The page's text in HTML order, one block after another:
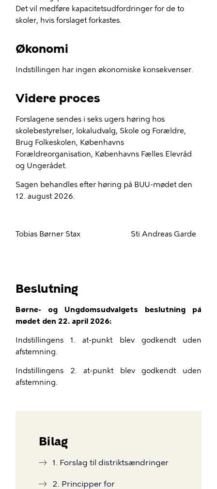
Det vil medføre kapacitetsudfordringer for de to
skoler, hvis forslaget forkastes.
Økonomi
Indstillingen har ingen økonomiske konsekvenser.
Videre proces
Forslagene sendes i seks ugers høring hos
skolebestyrelser, lokaludvalg, Skole og Forældre,
Brug Folkeskolen, Københavns
Forældreorganisation, Københavns Fælles Elevråd
og Ungerådet.
Sagen behandles efter høring på BUU-mødet den
12. august 2026.
Tobias Børner Stax Sti Andreas Garde
Beslutning
Børne- og Ungdomsudvalgets beslutning på
mødet den 22. april 2026:
Indstillingens 1. at-punkt blev godkendt uden
afstemning.
Indstillingens 2. at-punkt blev godkendt uden
afstemning.
Bilag
1. Forslag til distriktsændringer
2. Principper for